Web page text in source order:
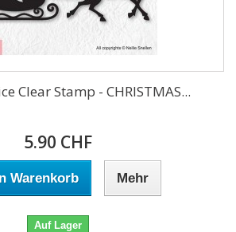
Clear Stamp - CHRISTMAS...
5.90 CHF
Warenkorb Mehr
Auf Lager